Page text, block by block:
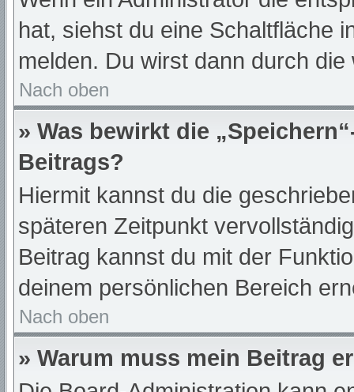
hat, siehst du eine Schaltfläche
melden. Du wirst dann durch
Nach oben
» Was bewirkt die
Beitrags?
Hiermit kannst du die
späteren Zeitpunkt
Beitrag kannst du mit der
deinem persönlichen Bereich
Nach oben
» Warum muss mein Beitrag